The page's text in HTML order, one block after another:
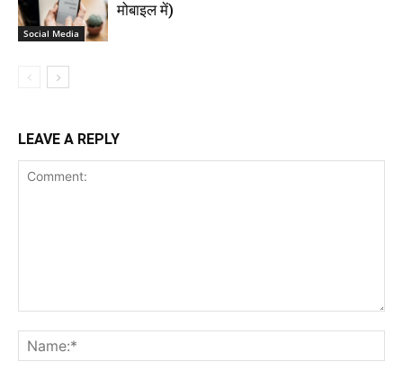
Social Media
मोबाइल में)
LEAVE A REPLY